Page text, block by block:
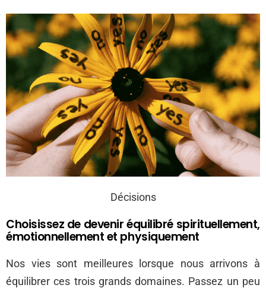
Décisions
Choisissez de devenir équilibré spirituellement,
émotionnellement et physiquement
Nos vies sont meilleures lorsque nous arrivons à
équilibrer ces trois grands domaines. Passez un peu